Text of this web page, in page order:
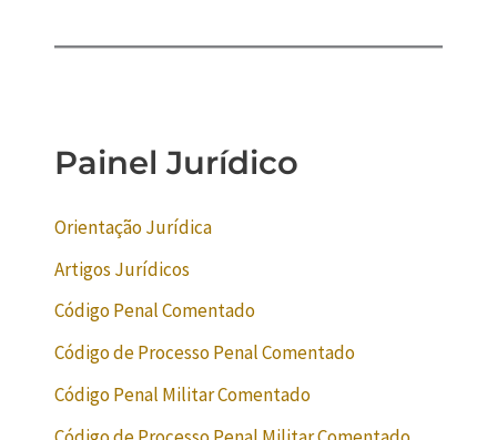
Painel Jurídico
Orientação Jurídica
Artigos Jurídicos
Código Penal Comentado
Código de Processo Penal Comentado
Código Penal Militar Comentado